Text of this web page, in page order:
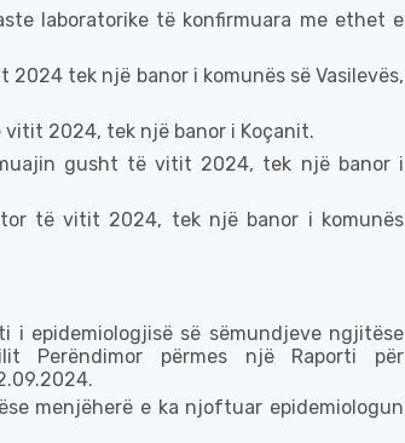
laboratorike të konfirmuara me ethet e
2024 tek një banor i komunës së Vasilevës,
vitit 2024, tek një banor i Koçanit.
gusht të vitit 2024, tek një banor i
të vitit 2024, tek një banor i komunës
i epidemiologjisë së sëmundjeve ngjitëse
Perëndimor përmes një Raporti për
.
e menjëherë e ka njoftuar epidemiologun